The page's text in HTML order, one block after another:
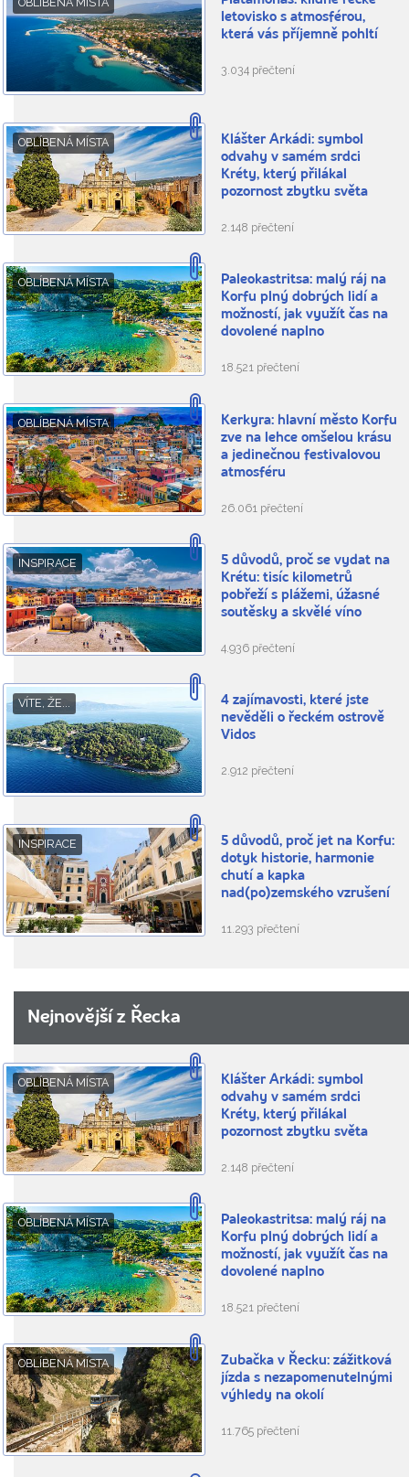
letovisko s atmosférou,
která vás příjemně pohltí
3.034 přečtení
OBLÍBENÁ MÍSTA
Klášter Arkádi: symbol
odvahy v samém srdci
Kréty, který přilákal
pozornost zbytku světa
2.148 přečtení
OBLÍBENÁ MÍSTA
Paleokastritsa: malý ráj na
Korfu plný dobrých lidí a
možností, jak využít čas na
dovolené naplno
18.521 přečtení
OBLÍBENÁ MÍSTA
Kerkyra: hlavní město Korfu
zve na lehce omšelou krásu
a jedinečnou festivalovou
atmosféru
26.061 přečtení
INSPIRACE
5 důvodů, proč se vydat na
Krétu: tisíc kilometrů
pobřeží s plážemi, úžasné
soutěsky a skvělé víno
4.936 přečtení
VÍTE, ŽE...
4 zajímavosti, které jste
nevěděli o řeckém ostrově
Vidos
2.912 přečtení
INSPIRACE
5 důvodů, proč jet na Korfu:
dotyk historie, harmonie
chutí a kapka
nad(po)zemského vzrušení
11.293 přečtení
Nejnovější z Řecka
OBLÍBENÁ MÍSTA
Klášter Arkádi: symbol
odvahy v samém srdci
Kréty, který přilákal
pozornost zbytku světa
2.148 přečtení
OBLÍBENÁ MÍSTA
Paleokastritsa: malý ráj na
Korfu plný dobrých lidí a
možností, jak využít čas na
dovolené naplno
18.521 přečtení
OBLÍBENÁ MÍSTA
Zubačka v Řecku: zážitková
jízda s nezapomenutelnými
výhledy na okolí
11.765 přečtení